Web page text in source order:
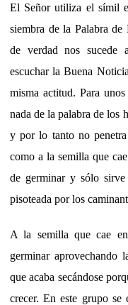
El Señor utiliza el símil
siembra de la Palabra
de verdad nos sucede
escuchar la Buena
misma actitud. Para
nada de la palabra de los
y por lo tanto no
como a la semilla que
de germinar y sólo
pisoteada por los
A la semilla que cae
germinar aprovechando
que acaba secándose
crecer. En este grupo se